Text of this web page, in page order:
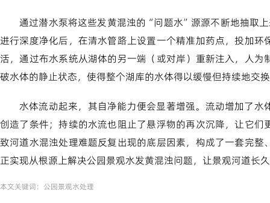
通过潜水泵将这些发黄混浊的“问题水”源源不断地抽取上
进行深度净化后，在清水管路上设置一个精准加药点，投加
活，通过布水系统从湖体的另一端（或对岸）重新注入，人
破水体的静止状态，使得整个湖库的水体得以缓慢但持续地交
水体流动起来，其自净能力便会显著增强。流动增加了
创造了条件；持续的水流也阻止了悬浮物的再次沉降，让它
致河道水混浊处理难题反复出现的底层因素，构成了一套完
正实现从根源上解决公园景观水发黄混浊问题，让景观河道长
本文关键词： 公园景观水处理